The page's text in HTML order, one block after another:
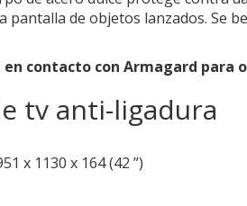
de objetos lanzados. Se
contacto con Armagard para
tv anti-ligadura
x 1130 x 164 (42 ”)